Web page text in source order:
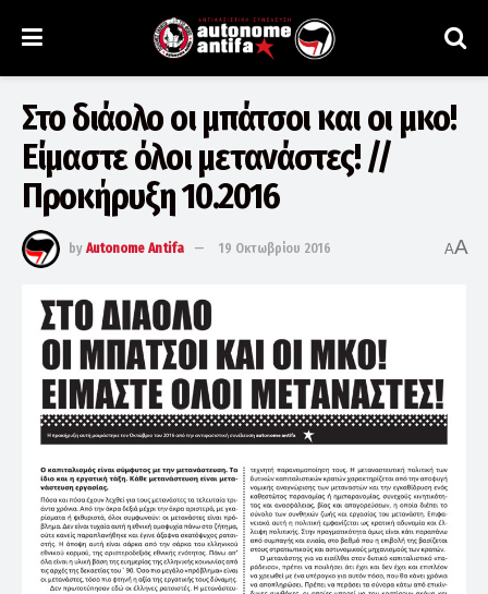
Στο διάολο οι μπάτσοι και οι μκο!
Είμαστε όλοι μετανάστες! //
Προκήρυξη 10.2016
by Autonome Antifa 19 Οκτωβρίου 2016 AA